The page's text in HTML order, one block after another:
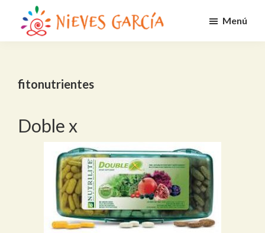
contenido
Nieves
Alcanza
metas
Menú
fitonutrientes
Doble x